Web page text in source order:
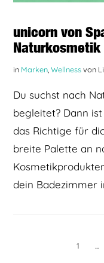
unicorn von
in Marken ,Wellnessvon
Du suchst nach
begleitet? Dann
das Richtige für
breite Palette an
dein Badezimmer
1 ...